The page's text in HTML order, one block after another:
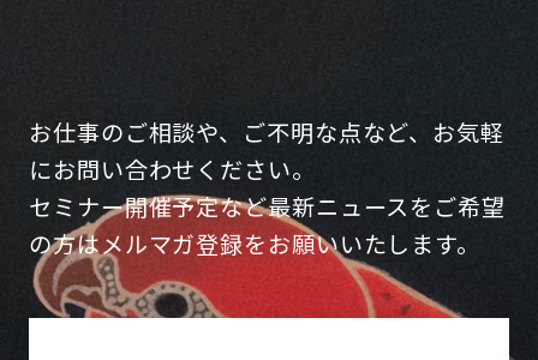
お仕事のご相談や、ご不明な点など、お気軽
にお問い合わせください。
セミナー開催予定など最新ニュースをご希望
の方はメルマガ登録をお願いいたします。